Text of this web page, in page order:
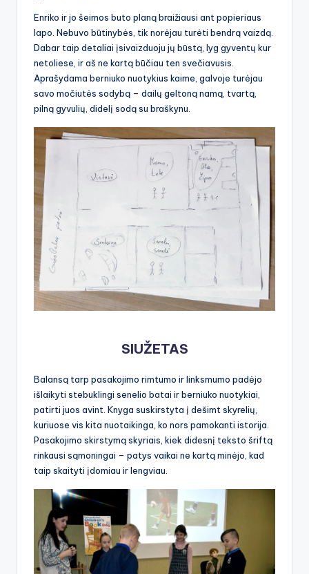
Enriko ir jo šeimos buto planą braižiausi ant popieriaus
lapo. Nebuvo būtinybės, tik norėjau turėti bendrą vaizdą.
Dabar taip detaliai įsivaizduoju jų būstą, lyg gyventų kur
netoliese, ir aš ne kartą būčiau ten svečiavusis.
Aprašydama berniuko nuotykius kaime, galvoje turėjau
savo močiutės sodybą – dailų geltoną namą, tvartą,
pilną gyvulių, didelį sodą su braškynu.
SIUŽETAS
Balansą tarp pasakojimo rimtumo ir linksmumo padėjo
išlaikyti stebuklingi senelio batai ir berniuko nuotykiai,
patirti juos avint. Knyga suskirstyta į dešimt skyrelių,
kuriuose vis kita nuotaikinga, ko nors pamokanti istorija.
Pasakojimo skirstymą skyriais, kiek didesnį teksto šriftą
rinkausi sąmoningai – patys vaikai ne kartą minėjo, kad
taip skaityti įdomiau ir lengviau.